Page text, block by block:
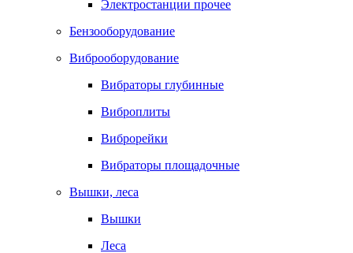
Электростанции прочее
Бензооборудование
Виброоборудование
Вибраторы глубинные
Виброплиты
Виброрейки
Вибраторы площадочные
Вышки, леса
Вышки
Леса